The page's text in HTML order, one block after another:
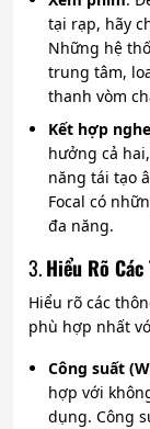
tại rạp, hãy
Những hệ
trung tâm,
thanh vòm
Kết hợp
hưởng cả
năng tái tạo
Focal có
đa năng.
3.Hiểu Rõ
Hiểu rõ các
phù hợp nhất
Công suất
hợp với
dụng. Công